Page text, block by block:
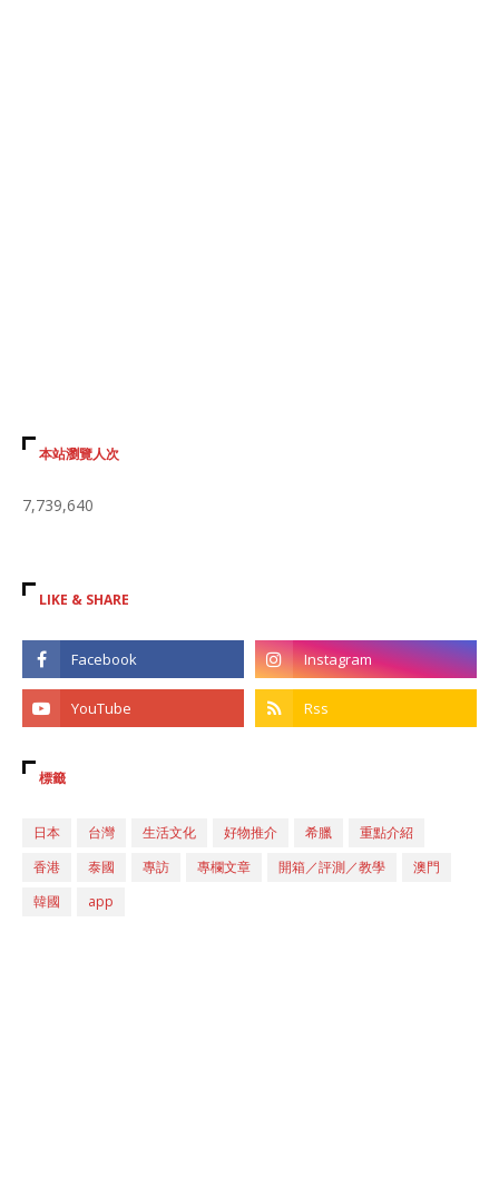
本站瀏覽人次
7,739,640
LIKE & SHARE
標籤
日本 台灣 生活文化 好物推介 希臘
重點介紹
香港
泰國 專訪 專欄文章 開箱／評測／教學
澳門
韓國
app